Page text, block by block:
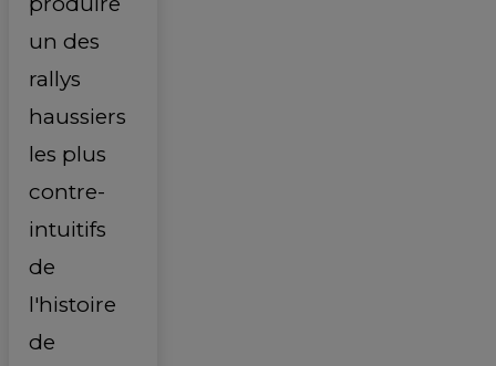
un des
rallys
haussiers
les plus
contre-
intuitifs
de
l'histoire
de